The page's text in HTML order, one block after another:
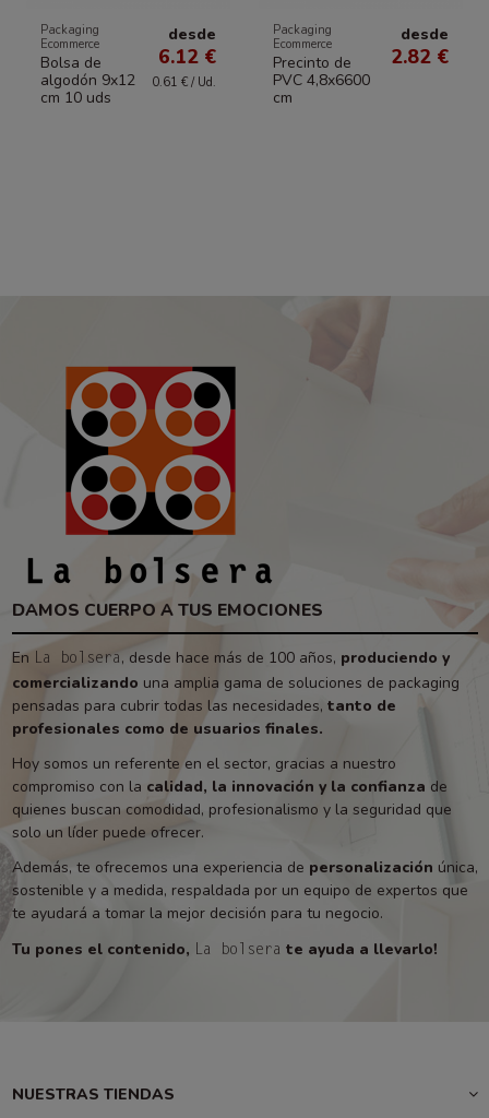
Packaging
Ecommerce
Bolsa de
algodón 9x12
cm 10 uds
desde
6.12 €
0.61 € / Ud.
Packaging
Ecommerce
Precinto de
PVC 4,8x6600
cm
desde
2.82 €
DAMOS CUERPO A TUS EMOCIONES
En La bolsera, desde hace más de 100 años, produciendo y
comercializando una amplia gama de soluciones de packaging
pensadas para cubrir todas las necesidades, tanto de
profesionales como de usuarios finales.
Hoy somos un referente en el sector, gracias a nuestro
compromiso con la calidad, la innovación y la confianza de
quienes buscan comodidad, profesionalismo y la seguridad que
solo un líder puede ofrecer.
Además, te ofrecemos una experiencia de personalización única,
sostenible y a medida, respaldada por un equipo de expertos que
te ayudará a tomar la mejor decisión para tu negocio.
Tu pones el contenido, La bolsera te ayuda a llevarlo!
NUESTRAS TIENDAS